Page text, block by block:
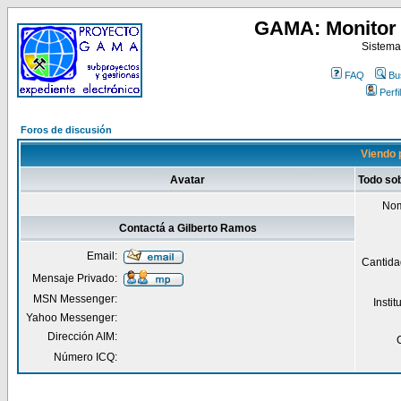
GAMA:
FAQ
Perfil
Foros de discusión
Viendo
Avatar Todo
Contactá a Gilberto Ramos
Email:
Mensaje Privado:
MSN Messenger:
Yahoo Messenger:
Dirección AIM:
Número ICQ: